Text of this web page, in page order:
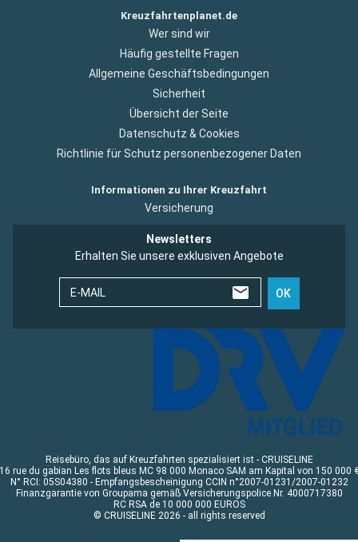
Kreuzfahrtenplanet.de
Wer sind wir
Häufig gestellte Fragen
Allgemeine Geschäftsbedingungen
Sicherheit
Übersicht der Seite
Datenschutz & Cookies
Richtlinie für Schutz personenbezogener Daten
Informationen zu Ihrer Kreuzfahrt
Versicherung
Newsletters
Erhalten Sie unsere exklusiven Angebote
E-MAIL OK
Reisebüro, das auf Kreuzfahrten spezialisiert ist - CRUISELINE
rue du gabian Les flots bleus MC 98 000 Monaco SAM am Kapital von 150 000
N° RCI: 05S04380 - Empfangsbescheinigung CCIN n°2007-01231/2007-01232
Finanzgarantie von Groupama gemäß Versicherungspolice Nr. 4000717380
RC RSA de 10 000 000 EUROS
© CRUISELINE 2026 - all rights reserved